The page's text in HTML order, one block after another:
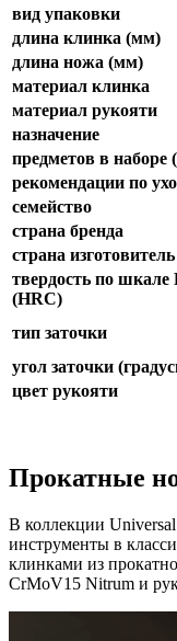
вид упаковки
длина клинка (мм)
длина ножа (мм)
материал клинка
материал рукояти
назначение
предметов в наборе
рекомендации по
семейство
страна бренда
страна изготовитель
твердость по шкале
(HRC)
тип заточки
угол заточки
цвет рукояти
Прокатные
В коллекции
инструменты в
клинками из
CrMoV15 Nitrum и